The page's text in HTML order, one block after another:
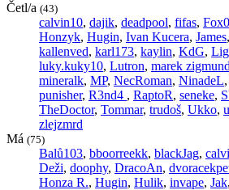
Četl/a (43)
calvin10, dajik, deadpool, fifas,
Honzyk, Hugin, Ivan Kucera, James,
kallenved, karl173, kaylin, KdG,
luky.kuky10, Lutron, marek
mineralk, MP, NecRoman, NinadeL,
punisher, R3nd4 , RaptoR, seneke,
TheDoctor, Tommar, trudoš, Ukko,
zlejzmrd
Má (75)
Balů103, bboorreekk, blackJag,
Deži, doophy, DracoAn,
Honza R., Hugin, Hulik, invape, Jak,